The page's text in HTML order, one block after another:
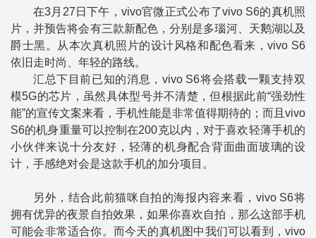
在3月27日下午，vivo官微正式公布了vivo S6的真机照
片，并预告将会有三款新配色，分别是多瑙河、天鹅湖以及
爵士黑。从本次真机照片的设计风格和配色看来，vivo S6
依旧走时尚、年轻的路线。
汇总下目前已知的消息，vivo S6将会搭载一颗支持双
模5G的芯片，虽然具体型号并不清楚，但根据此前“强劲性
能”的宣传文案来看，手机性能是非常值得期待的；而且vivo
S6的机身重量可以控制在200克以内，对于喜欢轻薄手机的
小伙伴来说十分友好，轻薄的机身配合背面曲面玻璃的设
计，手感绝对会是这款手机的加分项目。
另外，结合此前猫咪自拍的海报内容来看，vivo S6将
拥有优异的夜景自拍效果，如果你喜欢自拍，那么这部手机
可能会非常适合你。而今天的真机图中我们可以看到，vivo